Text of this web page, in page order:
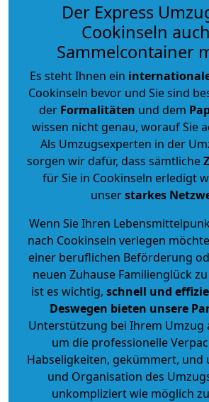
Der Express
Cookinseln
Sammelcontainer
Es steht Ihnen ein
Cookinseln bevor und Sie sind
der Formalitäten und dem
wissen nicht genau, worauf Sie
Als Umzugsexperten in der
sorgen wir dafür, dass sämtliche
für Sie in Cookinseln erledigt
unserstarkes
Wenn Sie Ihren
nach Cookinseln verlegen
einer beruflichen Beförderung
neuen Zuhause Familienglück
ist es wichtig, schnell und
Deswegen bieten unsere
Unterstützung bei Ihrem Umzug
um die professionelle
Habseligkeiten, gekümmert, und
und Organisation des
unkompliziert wie möglich